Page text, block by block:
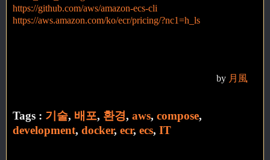
https://github.com/aws/amazon-ecs-cli
https://aws.amazon.com/ko/ecr/pricing/?nc1=h_ls
by 月風
Tags : 기술, 배포, 환경, aws, compose,
development, docker, ecr, ecs, IT